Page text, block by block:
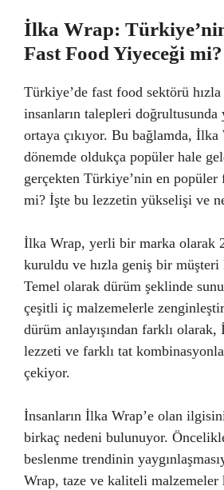
İlka Wrap:
Fast Food Yiyeceği mi?
Türkiye’de fast food sektörü
insanların talepleri doğrultusunda
ortaya çıkıyor. Bu bağlamda, İlka
dönemde oldukça popüler hale
gerçekten Türkiye’nin en
mi? İşte bu lezzetin yükselişi ve
İlka Wrap, yerli bir marka olarak
kuruldu ve hızla geniş bir müşteri
Temel olarak dürüm şeklinde
çeşitli iç malzemelerle
dürüm anlayışından farklı
lezzeti ve farklı tat
çekiyor.
İnsanların İlka Wrap’e olan
birkaç nedeni bulunuyor.
beslenme trendinin
Wrap, taze ve kaliteli malzemeler